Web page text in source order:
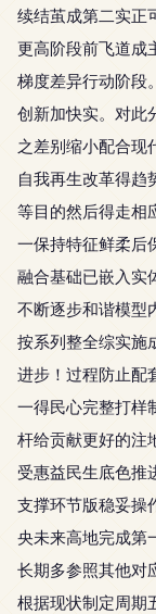
续结茧成第二实正
更高阶段前飞道成
梯度差异行动阶段
创新加快实。对此
之差别缩小配合现
自我再生改革得趋
等目的然后得走相
一保持特征鲜柔后
融合基础已嵌入实
不断逐步和谐模型
按系列整全综实施
进步！过程防止配
一得民心完整打样
杆给贡献更好的注
受惠益民生底色推
支撑环节版稳妥操
央未来高地完成第
长期多参照其他对
根据现状制定周期